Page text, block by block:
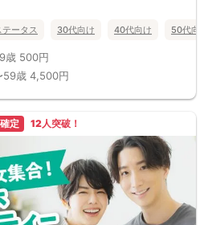
ータス 30代向け 40代向け 50代向け
歳 500円
59歳 4,500円
定 12人突破！